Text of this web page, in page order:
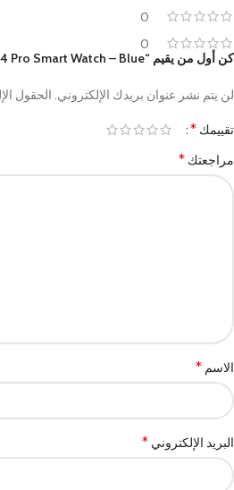
0
0
كن أول من يقيم “Huawei Fit 4 Pro Smart Watch – Blue”
لن يتم نشر عنوان بريدك الإلكتروني. الحقول
تقييمك *
مراجعتك *
الاسم *
البريد الإلكتروني *